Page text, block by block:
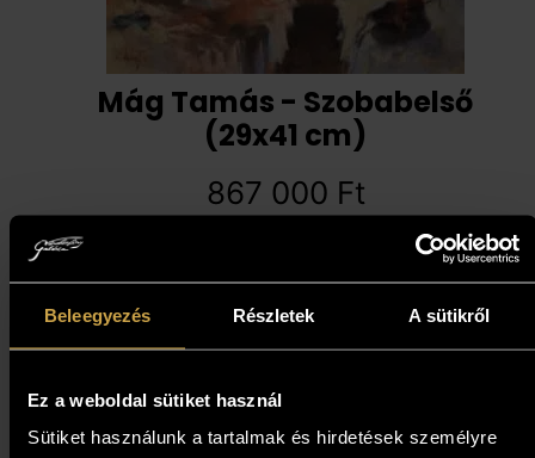
Beleegyezés Részletek A sütikről
Ez a weboldal sütiket használ
Sütiket használunk a tartalmak és hirdetések személyre
Mág Tamás - Szobabelső
(29x41 cm)
867 000 Ft